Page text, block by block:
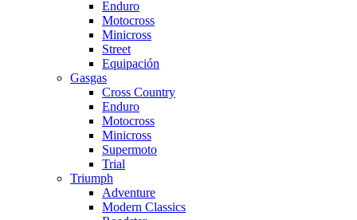
Enduro
Motocross
Minicross
Street
Equipación
Gasgas
Cross Country
Enduro
Motocross
Minicross
Supermoto
Trial
Triumph
Adventure
Modern Classics